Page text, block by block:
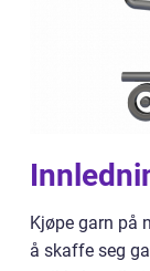
Kjøpe garn på
å skaffe seg